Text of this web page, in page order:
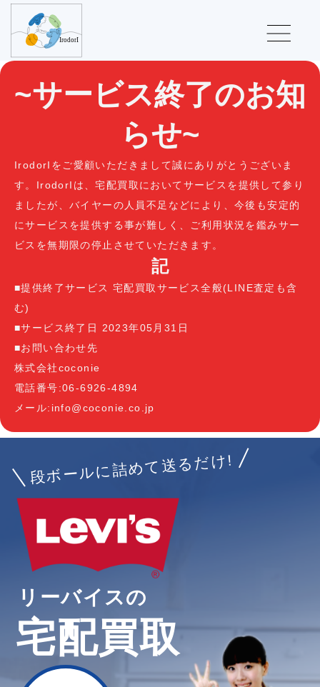
~サービス終了のお知
らせ~
IrodorIをご愛顧いただきまして誠にありがとうございま
す。IrodorIは、宅配買取においてサービスを提供して参り
ましたが、バイヤーの人員不足などにより、今後も安定的
にサービスを提供する事が難しく、ご利用状況を鑑みサー
ビスを無期限の停止させていただきます。
記
■提供終了サービス 宅配買取サービス全般(LINE査定も含
む)
■サービス終了日 2023年05月31日
■お問い合わせ先
株式会社coconie
電話番号:06-6926-4894
メール:info@coconie.co.jp
段ボールに詰めて送るだけ!
リーバイスの
宅配買取